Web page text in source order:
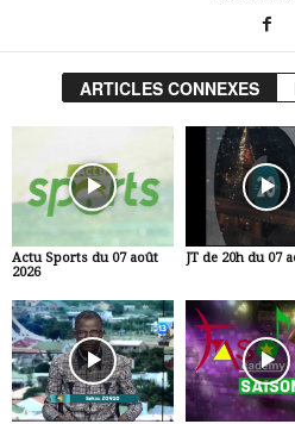
ARTICLES CONNEXES
Actu Sports du 07 août
2026
JT de 20h du 07